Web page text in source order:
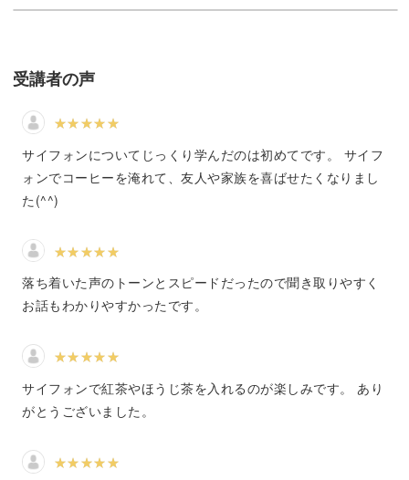
って抽出するコーヒーの淹れ方のことです。
コポコポと鳴る音・実験感のある見た目に、ワクワクする
人も多いはず。
抽出する時間・味を楽しむ時間・サイフォンをお手入れす
る時間、その全てがあなたの豊かなコーヒータイムへと繋
がっています。
Japan Siphonist Championshipチャンピオンに上り詰めた
界へ導いていきたいと思います。
受講者の声
サイフォンについてじっくり学んだのは初めてです。 サイフ
ォンでコーヒーを淹れて、友人や家族を喜ばせたくなりまし
た(^^)
落ち着いた声のトーンとスピードだったので聞き取りやすく
お話もわかりやすかったです。
サイフォンで紅茶やほうじ茶を入れるのが楽しみです。 あり
がとうございました。